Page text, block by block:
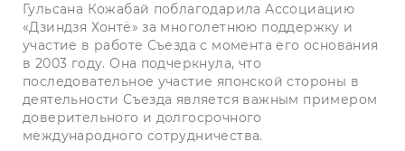
Гульсана Кожабай поблагодарила Ассоциацию
«Дзиндзя Хонтё» за многолетнюю поддержку и
участие в работе Съезда с момента его основания
в 2003 году. Она подчеркнула, что
последовательное участие японской стороны в
деятельности Съезда является важным примером
доверительного и долгосрочного
международного сотрудничества.